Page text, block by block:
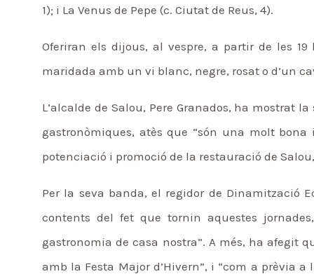
1); i La Venus de Pepe (c. Ciutat de Reus, 4).
Oferiran els dijous, al vespre, a partir de les
maridada amb un vi blanc, negre, rosat o d’un
L’alcalde de Salou, Pere Granados, ha mostrat
gastronòmiques, atès que “són una molt
potenciació i promoció de la restauració de
Per la seva banda, el regidor de Dinamització
contents del fet que tornin aquestes
gastronomia de casa nostra”. A més, ha afegit
amb la Festa Major d’Hivern”, i “com a prèvia